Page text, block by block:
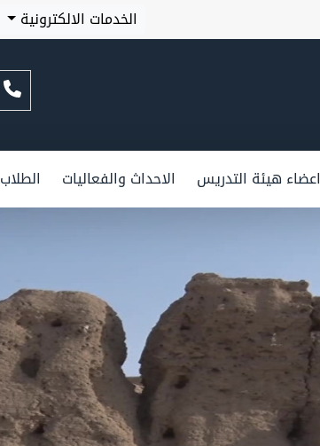
الخدمات الالكترونية
اعضاء هيئة التدريس الاحداث والفعاليات الطلاب